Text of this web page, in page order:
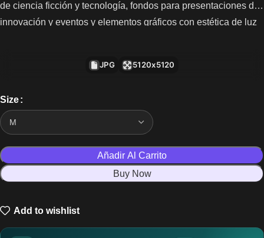
de ciencia ficción y tecnología, fondos para presentaciones de
innovación y eventos y elementos gráficos con estética de luz
JPG 5120x5120
Size
Añadir Al Carrito
Buy Now
Add to wishlist